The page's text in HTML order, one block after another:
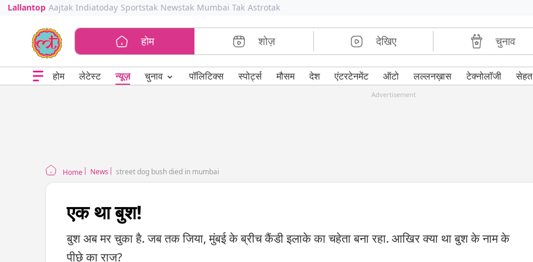
Lallantop Aajtak Indiatoday Sportstak Newstak Mumbai Tak Astrotak
होम शोज़ देखिए चुनाव
होम लेटेस्ट न्यूज़ चुनाव ⌄ पॉलिटिक्स स्पोर्ट्स मौसम देश एंटरटेनमेंट ऑटो लल्लनख़ास टेक्नोलॉजी सेहत
Advertisement
Home News street dog bush died in mumbai
एक था बुश!
बुश अब मर चुका है. जब तक जिया, मुंबई के ब्रीच कैंडी इलाके का चहेता बना रहा. आखिर क्या था बुश के नाम के
पीछे का राज?